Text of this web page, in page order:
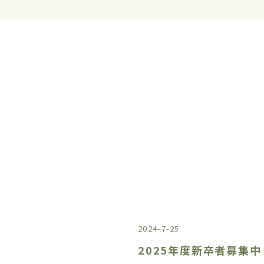
2024-7-25
2025年度新卒者募集中